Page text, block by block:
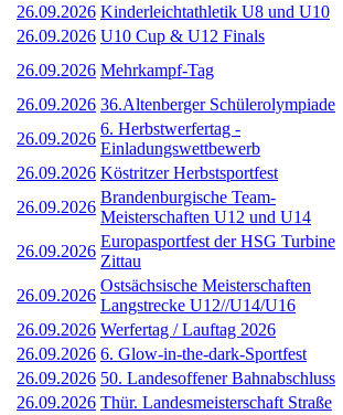
26.09.2026 Kinderleichtathletik U8 und U10
26.09.2026 U10 Cup & U12 Finals
26.09.2026 Mehrkampf-Tag
26.09.2026 36.Altenberger Schülerolympiade
26.09.2026
6. Herbstwerfertag -
Einladungswettbewerb
26.09.2026 Köstritzer Herbstsportfest
26.09.2026
Brandenburgische Team-
Meisterschaften U12 und U14
26.09.2026
Europasportfest der HSG Turbine
Zittau
26.09.2026
Ostsächsische Meisterschaften
Langstrecke U12//U14/U16
26.09.2026 Werfertag / Lauftag 2026
26.09.2026 6. Glow-in-the-dark-Sportfest
26.09.2026 50. Landesoffener Bahnabschluss
26.09.2026 Thür. Landesmeisterschaft Straße